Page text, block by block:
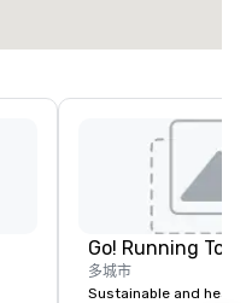
Go! Running
多城市
Sustainable and